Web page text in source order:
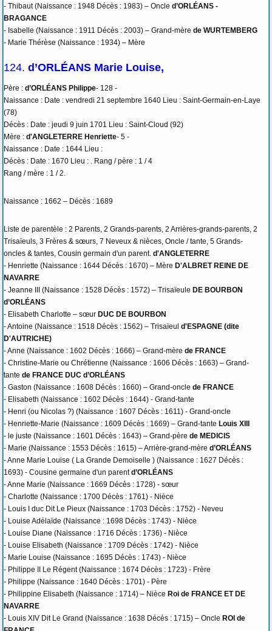
- Thibaut (Naissance : 1948 Décès : 1983) – Oncle d’ORLÉANS -
BRAGANCE
- Isabelle (Naissance : 1911 Décès : 2003) – Grand-mère de WURTEMBERG
- Marie Thérèse (Naissance : 1934) – Mère
124. d’ORLÉANS Marie Louise,
Père : d’ORLÉANS Philippe- 128 -
Naissance : Date : vendredi 21 septembre 1640 Lieu : Saint-Germain-en-Laye
(78)
Décès : Date : jeudi 9 juin 1701 Lieu : Saint-Cloud (92)
Mère : d'ANGLETERRE Henriette- 5 -
Naissance : Date : 1644 Lieu :
Décès : Date : 1670 Lieu : . Rang / père : 1 / 4
Rang / mère : 1 / 2.
Naissance : 1662 – Décès : 1689
Liste de parentèle : 2 Parents, 2 Grands-parents, 2 Arrières-grands-parents, 2
Trisaïeuls, 3 Frères & sœurs, 7 Neveux & nièces, Oncle / tante, 5 Grands-
oncles & tantes, Cousin germain d'un parent. d'ANGLETERRE
- Henriette (Naissance : 1644 Décès : 1670) – Mère D'ALBRET REINE DE
NAVARRE
- Jeanne III (Naissance : 1528 Décès : 1572) – Trisaïeule DE BOURBON
d’ORLÉANS
- Elisabeth Charlotte – sœur DUC DE BOURBON
- Antoine (Naissance : 1518 Décès : 1562) – Trisaïeul d'ESPAGNE (dite
D'AUTRICHE)
- Anne (Naissance : 1602 Décès : 1666) – Grand-mère de FRANCE
- Christine-Marie ou Chrétienne (Naissance : 1606 Décès : 1663) – Grand-
tante de FRANCE DUC d’ORLÉANS
- Gaston (Naissance : 1608 Décès : 1660) – Grand-oncle de FRANCE
- Elisabeth (Naissance : 1602 Décès : 1644) - Grand-tante
- Henri (ou Nicolas ?) (Naissance : 1607 Décès : 1611) - Grand-oncle
- Henriette-Marie (Naissance : 1609 Décès : 1669) – Grand-tante Louis XIII
- le juste (Naissance : 1601 Décès : 1643) – Grand-père de MEDICIS
- Marie (Naissance : 1553 Décès : 1615) – Arrière-grand-mère d’ORLÉANS
- Anne Marie Louise ( La Grande Demoiselle ) (Naissance : 1627 Décès :
1693) - Cousine germaine d'un parentd’ORLÉANS
- Anne Marie (Naissance : 1669 Décès : 1728) - sœur
- Charlotte (Naissance : 1700 Décès : 1761) - Nièce
- Louis I duc Dit Le Pieux (Naissance : 1703 Décès : 1752) - Neveu
- Louise Adélaïde (Naissance : 1698 Décès : 1743) - Nièce
- Louise Diane (Naissance : 1716 Décès : 1736) - Nièce
- Louise Elisabeth (Naissance : 1709 Décès : 1742) - Nièce
- Marie Louise (Naissance : 1695 Décès : 1743) - Nièce
- Philippe II Le Régent (Naissance : 1674 Décès : 1723) - Frère
- Philippe (Naissance : 1640 Décès : 1701) - Père
- Philippine Elisabeth (Naissance : 1714) – Nièce Roi de FRANCE ET DE
NAVARRE
- Louis XIV Dit Le Grand (Naissance : 1638 Décès : 1715) – Oncle ROI de